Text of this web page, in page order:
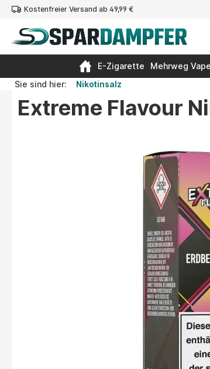
Zur Hauptnavigation springen
Kostenfreier Versand ab 49,99 €
E-Zigarette Mehrweg Vape
Sie sind hier:
Nikotinsalz
Extreme Flavour